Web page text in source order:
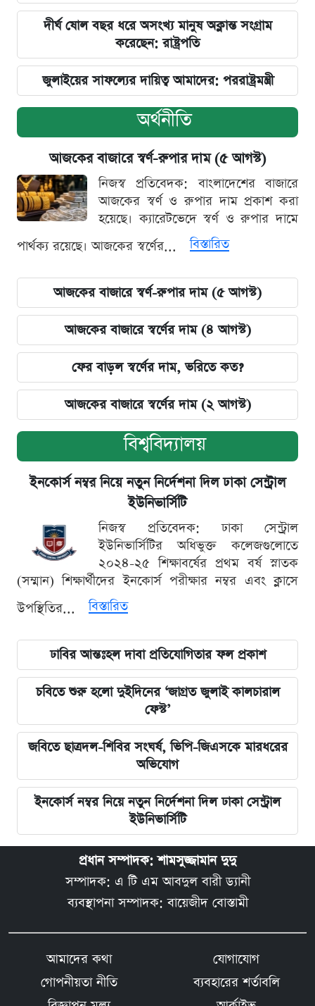
দীর্ঘ ষোল বছর ধরে অসংখ্য মানুষ অক্লান্ত সংগ্রাম
করেছেন: রাষ্ট্রপতি
জুলাইয়ের সাফল্যের দায়িত্ব আমাদের: পররাষ্ট্রমন্ত্রী
অর্থনীতি
আজকের বাজারে স্বর্ণ-রুপার দাম (৫ আগস্ট)
নিজস্ব প্রতিবেদক: বাংলাদেশের বাজারে
আজকের স্বর্ণ ও রুপার দাম প্রকাশ করা
হয়েছে। ক্যারেটভেদে স্বর্ণ ও রুপার দামে
পার্থক্য রয়েছে। আজকের স্বর্ণের...
বিস্তারিত
আজকের বাজারে স্বর্ণ-রুপার দাম (৫ আগস্ট)
আজকের বাজারে স্বর্ণের দাম (৪ আগস্ট)
ফের বাড়ল স্বর্ণের দাম, ভরিতে কত?
আজকের বাজারে স্বর্ণের দাম (২ আগস্ট)
বিশ্ববিদ্যালয়
ইনকোর্স নম্বর নিয়ে নতুন নির্দেশনা দিল ঢাকা সেন্ট্রাল
ইউনিভার্সিটি
নিজস্ব প্রতিবেদক: ঢাকা সেন্ট্রাল
ইউনিভার্সিটির অধিভুক্ত কলেজগুলোতে
২০২৪-২৫ শিক্ষাবর্ষের প্রথম বর্ষ স্নাতক
(সম্মান) শিক্ষার্থীদের ইনকোর্স পরীক্ষার নম্বর এবং ক্লাসে
উপস্থিতির...
বিস্তারিত
ঢাবির আন্তঃহল দাবা প্রতিযোগিতার ফল প্রকাশ
চবিতে শুরু হলো দুইদিনের ‘জাগ্রত জুলাই কালচারাল
ফেস্ট’
জবিতে ছাত্রদল-শিবির সংঘর্ষ, ভিপি-জিএসকে মারধরের
অভিযোগ
ইনকোর্স নম্বর নিয়ে নতুন নির্দেশনা দিল ঢাকা সেন্ট্রাল
ইউনিভার্সিটি
প্রধান সম্পাদক: শামসুজ্জামান দুদু
সম্পাদক: এ টি এম আবদুল বারী ড্যানী
ব্যবস্থাপনা সম্পাদক: বায়েজীদ বোস্তামী
আমাদের কথা
যোগাযোগ
গোপনীয়তা নীতি
ব্যবহারের শর্তাবলি